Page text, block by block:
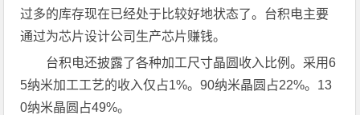
过多的库存现在已经处于比较好地状态了。台积电主要
通过为芯片设计公司生产芯片赚钱。
台积电还披露了各种加工尺寸晶圆收入比例。采用6
5纳米加工工艺的收入仅占1%。90纳米晶圆占22%。13
0纳米晶圆占49%。